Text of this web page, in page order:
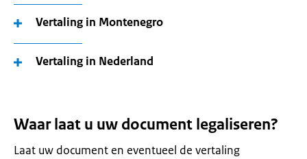
Vertaling in Montenegro
Vertaling in Nederland
Waar laat u uw document legaliseren?
Laat uw document en eventueel de vertaling